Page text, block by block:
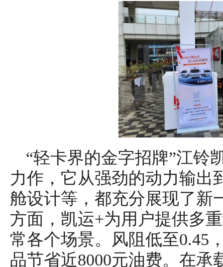
“轻卡界的金字招牌”江铃
力作，它从强劲的动力输出
舱设计等，都充分展现了新
方面，凯运+为用户提供多
常各个场景。风阻低至0.45
品节省近8000元油费。在